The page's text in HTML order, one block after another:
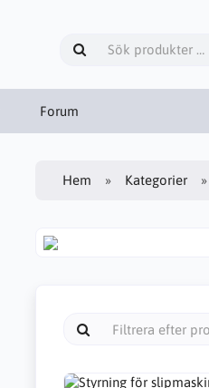
Forum
Hem Kategorier